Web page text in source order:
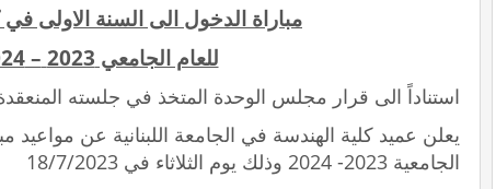
مباراة الدخول الى السنة الاولى في
للعام الجامعي 2023
– 2024
استناداً الى قرار مجلس الوحدة المتخذ في جلسته المنعقدة بتاريخ
يعلن عميد كلية الهندسة في الجامعة اللبنانية عن مواعيد
الجامعية 2023- 2024 وذلك يوم الثلاثاء في 18/7/2023